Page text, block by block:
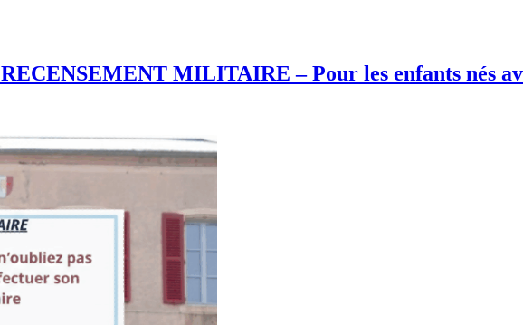
RECENSEMENT MILITAIRE – Pour les enfants nés